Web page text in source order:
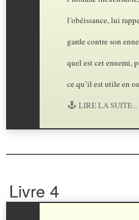
l’obéissance, lui
garde contre son
quel est cet ennemi,
ce qu’il est utile en
LIRE LA SUITE...
Livre 4